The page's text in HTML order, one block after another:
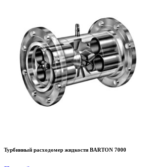
Турбинный расходомер жидкости BARTON 7000